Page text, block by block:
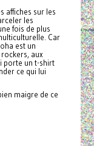
affiches sur les
les
fois de plus
Car
est un
aux
porte un t-shirt
ce qui lui
maigre de ce